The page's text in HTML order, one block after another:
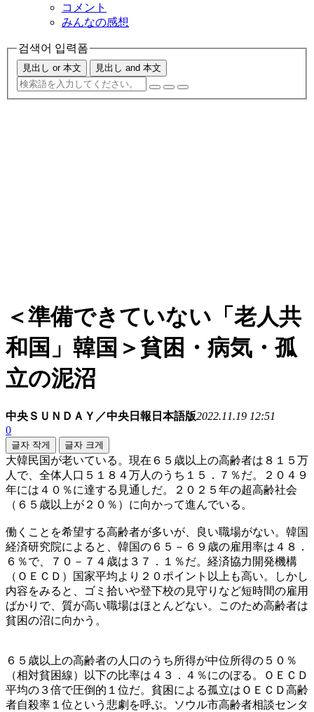
コメント
みんなの感想
검색어 입력폼
見出し or 本文 見出し and 本文
＜準備できていない「老人共
和国」韓国＞貧困・病気・孤
立の泥沼
中央ＳＵＮＤＡＹ／中央日報日本語版2022.11.19 12:51
0
글자 작게 글자 크게
大韓民国が老いている。現在６５歳以上の高齢者は８１５万
人で、全体人口５１８４万人のうち１５．７％だ。２０４９
年には４０％に達する見通しだ。２０２５年の超高齢社会
（６５歳以上が２０％）に向かって進んでいる。
働くことを希望する高齢者が多いが、良い職場がない。韓国
経済研究院によると、韓国の６５－６９歳の雇用率は４８．
６％で、７０－７４歳は３７．１％だ。経済協力開発機構
（ＯＥＣＤ）国家平均より２０ポイント以上も高い。しかし
内容をみると、ゴミ拾いや登下校の見守りなど短時間の雇用
ばかりで、質が高い職場はほとんどない。このため高齢者は
貧困の沼に向かう。
６５歳以上の高齢者の人口のうち所得が中位所得の５０％
（相対貧困線）以下の比率は４３．４％にのぼる。ＯＥＣＤ
平均の３倍で圧倒的１位だ。貧困による孤立はＯＥＣＤ高齢
者自殺率１位という悲劇を呼ぶ。ソウル市高齢者相談センタ